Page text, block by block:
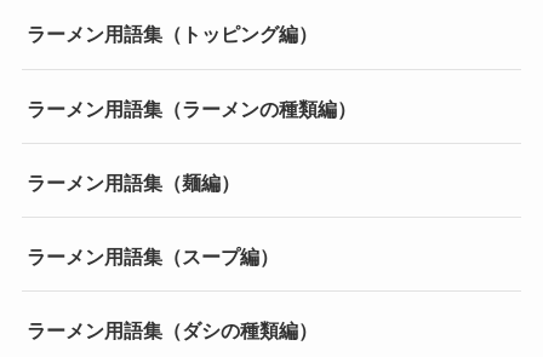
ラーメン用語集（トッピング編）
ラーメン用語集（ラーメンの種類編）
ラーメン用語集（麺編）
ラーメン用語集（スープ編）
ラーメン用語集（ダシの種類編）